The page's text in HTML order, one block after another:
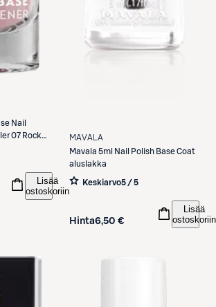
Nail
07 Rock
Lisää
ostoskoriin
MAVALA
Mavala 5ml Nail Polish Base Coat
aluslakka
Keskiarvo5 / 5
Hinta6,50 €
Lisää
ostoskoriin